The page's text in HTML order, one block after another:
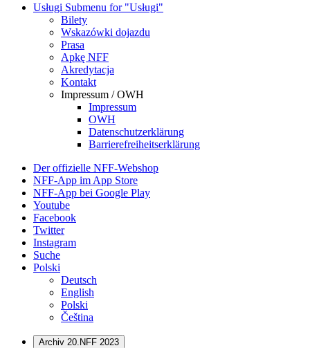
Usługi Submenu for "Usługi"
Bilety
Wskazówki dojazdu
Prasa
Apkę NFF
Akredytacja
Kontakt
Impressum / OWH
Impressum
OWH
Datenschutzerklärung
Barrierefreiheitserklärung
Der offizielle NFF-Webshop
NFF-App im App Store
NFF-App bei Google Play
Youtube
Facebook
Twitter
Instagram
Suche
Polski
Deutsch
English
Polski
Čeština
Archiv 20.NFF 2023